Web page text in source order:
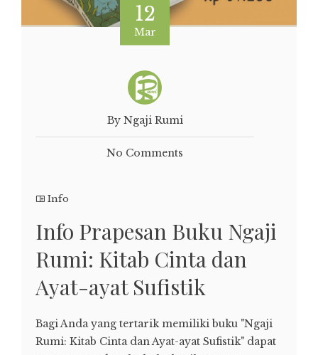
12
Mar
By Ngaji Rumi
No Comments
Info
Info Prapesan Buku Ngaji
Rumi: Kitab Cinta dan
Ayat-ayat Sufistik
Bagi Anda yang tertarik memiliki buku "Ngaji
Rumi: Kitab Cinta dan Ayat-ayat Sufistik" dapat